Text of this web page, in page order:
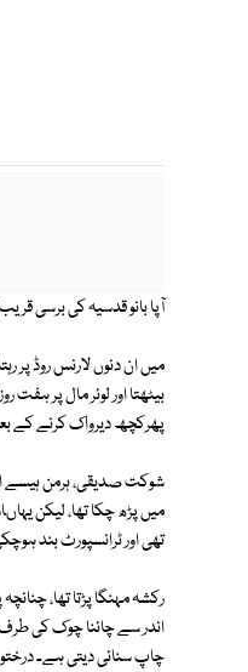
آپا بانو قدسیہ کی برسی قریب آ ئی ہے،
میں ان دنوں لارنس روڈ پر
بیٹھتا اور لوئر مال پر
پھرکچھ دیرواک کرنے کے
شوکت صدیقی، ہرمن ہیسے
میں پڑھ چکا تھا، لیکن
تھی اور ٹرانسپورٹ بند
رکشہ مہنگا پڑتا تھا،
اندر سے چائنا چوک کی طرف
چاپ سنائی دیتی ہے۔